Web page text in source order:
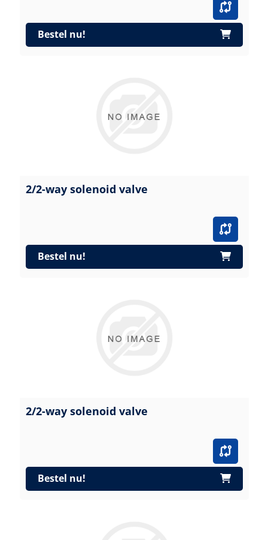
Bestel nu!
2/2-way solenoid valve
Bestel nu!
2/2-way solenoid valve
Bestel nu!